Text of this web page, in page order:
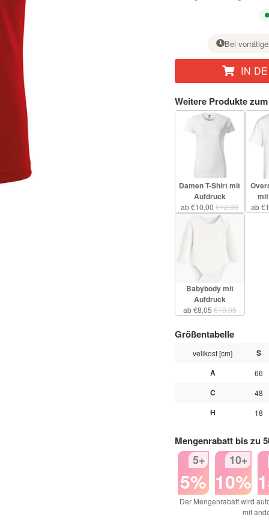
Bei
IN
Weitere Produkte
Damen T-Shirt mit
Aufdruck
ab €10,00€12,00 ab
Babybody mit
Aufdruck
ab €8,05 €10,05
Größentabelle
velikost [cm]
S
A
66
C 48
H 18
Mengenrabatt bis zu
5+
5%
10+
10%
Der Mengenrabatt wird
mit